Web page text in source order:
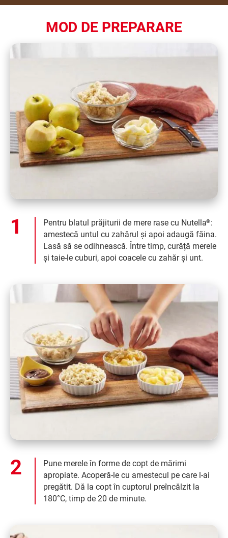
MOD DE PREPARARE
Pentru blatul prăjiturii de mere rase cu Nutella®:
amestecă untul cu zahărul și apoi adaugă făina.
Lasă să se odihnească. Între timp, curăță merele
și taie-le cuburi, apoi coacele cu zahăr și unt.
Pune merele în forme de copt de mărimi
apropiate. Acoperă-le cu amestecul pe care l-ai
pregătit. Dă la copt în cuptorul preîncălzit la
180°C, timp de 20 de minute.